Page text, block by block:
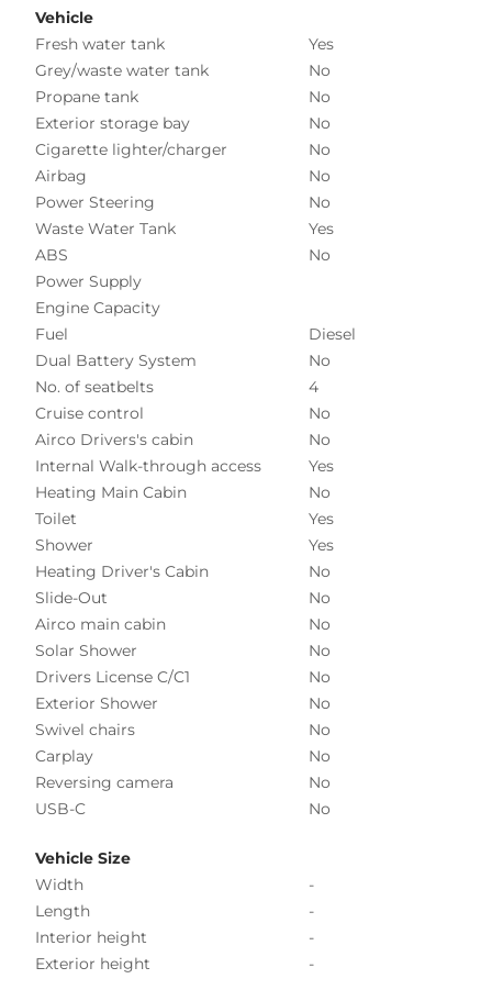
Vehicle
Fresh water tank
Yes
Grey/waste water tank
No
Propane tank
No
Exterior storage bay
No
Cigarette lighter/charger
No
Airbag
No
Power Steering
No
Waste Water Tank
Yes
ABS
No
Power Supply
Engine Capacity
Fuel
Diesel
Dual Battery System
No
No. of seatbelts
4
Cruise control
No
Airco Drivers's cabin
No
Internal Walk-through access
Yes
Heating Main Cabin
No
Toilet
Yes
Shower
Yes
Heating Driver's Cabin
No
Slide-Out
No
Airco main cabin
No
Solar Shower
No
Drivers License C/C1
No
Exterior Shower
No
Swivel chairs
No
Carplay
No
Reversing camera
No
USB-C
No
Vehicle Size
Width
-
Length
-
Interior height
-
Exterior height
-